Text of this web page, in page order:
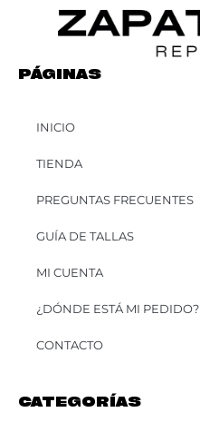
PÁGINAS
INICIO
TIENDA
PREGUNTAS FRECUENTES
GUÍA DE TALLAS
MI CUENTA
¿DÓNDE ESTÁ MI PEDIDO?
CONTACTO
CATEGORÍAS